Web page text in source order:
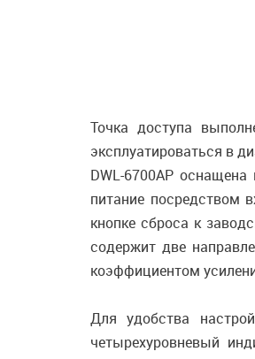
Точка доступа
эксплуатироваться в
DWL-6700AP
питание посредством
кнопке сброса к
содержит две
коэффициентом
Для удобства
четырехуровневый